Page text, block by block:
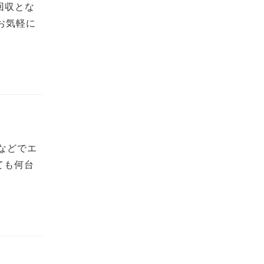
収とな
気軽に
どでエ
何台